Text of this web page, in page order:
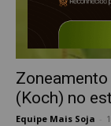
(Koch) no
Equipe Mais Soja